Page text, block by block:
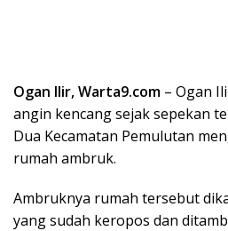
Ogan Ilir, Warta9.com – Ogan
angin kencang sejak sepekan
Dua Kecamatan Pemulutan
rumah ambruk.
Ambruknya rumah tersebut
yang sudah keropos dan